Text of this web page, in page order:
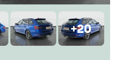
+20